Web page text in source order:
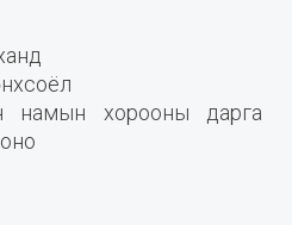
намын хорооны дарга